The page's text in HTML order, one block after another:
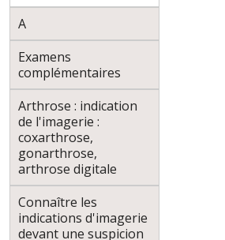
A
Examens
complémentaires
Arthrose : indication
de l'imagerie :
coxarthrose,
gonarthrose,
arthrose digitale
Connaître les
indications d'imagerie
devant une suspicion